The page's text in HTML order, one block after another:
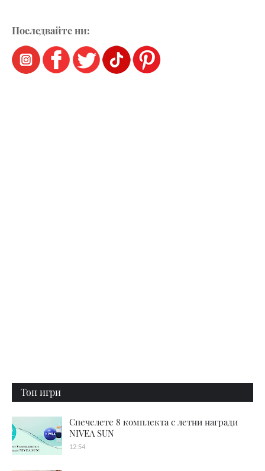
Последвайте ни:
Топ игри
Спечелете 8 комплекта с летни награди
NIVEA SUN
12:54